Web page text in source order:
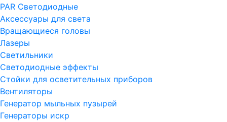
PAR Светодиодные
Аксессуары для света
Вращающиеся головы
Лазеры
Светильники
Светодиодные эффекты
Стойки для осветительных приборов
Вентиляторы
Генератор мыльных пузырей
Генераторы искр